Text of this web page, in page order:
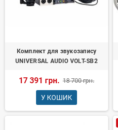
Комплект для звукозапису
UNIVERSAL AUDIO VOLT-SB2
17 391 грн. 18 700 грн.
У КОШИК